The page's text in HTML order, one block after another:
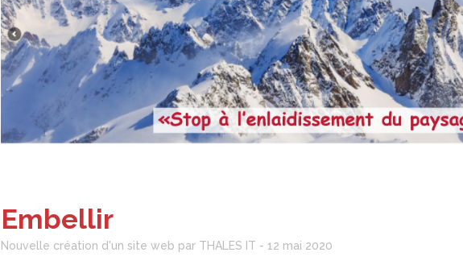
Embellir
Nouvelle création d'un site web par THALES IT - 12 mai 2020